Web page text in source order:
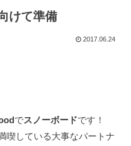
けて準備
2017.06.24
でスノーボードです！
喫している大事なパートナ